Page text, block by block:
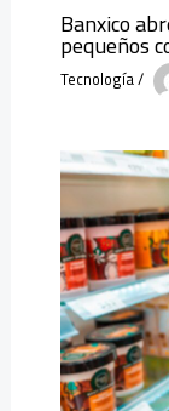
Banxico
pequeños
Tecnología/